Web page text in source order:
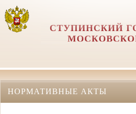
СТУПИНСКИЙ
НОРМАТИВНЫЕ АКТЫ